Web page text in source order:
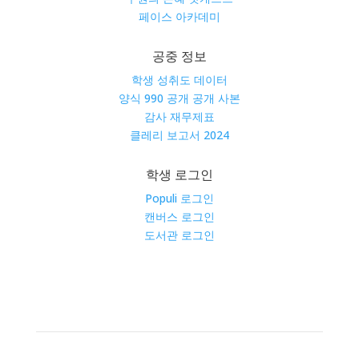
페이스 아카데미
공중 정보
학생 성취도 데이터
양식 990 공개 공개 사본
감사 재무제표
클레리 보고서 2024
학생 로그인
Populi 로그인
캔버스 로그인
도서관 로그인